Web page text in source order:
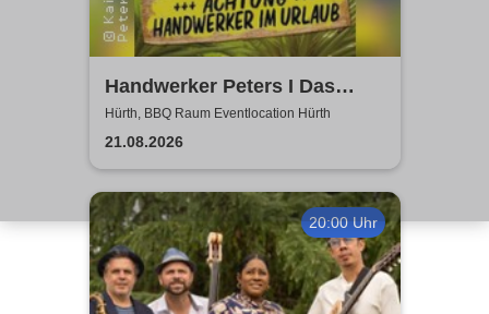
Handwerker Peters I Das
Sommer Event | Achtung -
Handwerker im UrlaubOpen
Air
Hürth, BBQ Raum Eventlocation Hürth
21.08.2026
20:00 Uhr